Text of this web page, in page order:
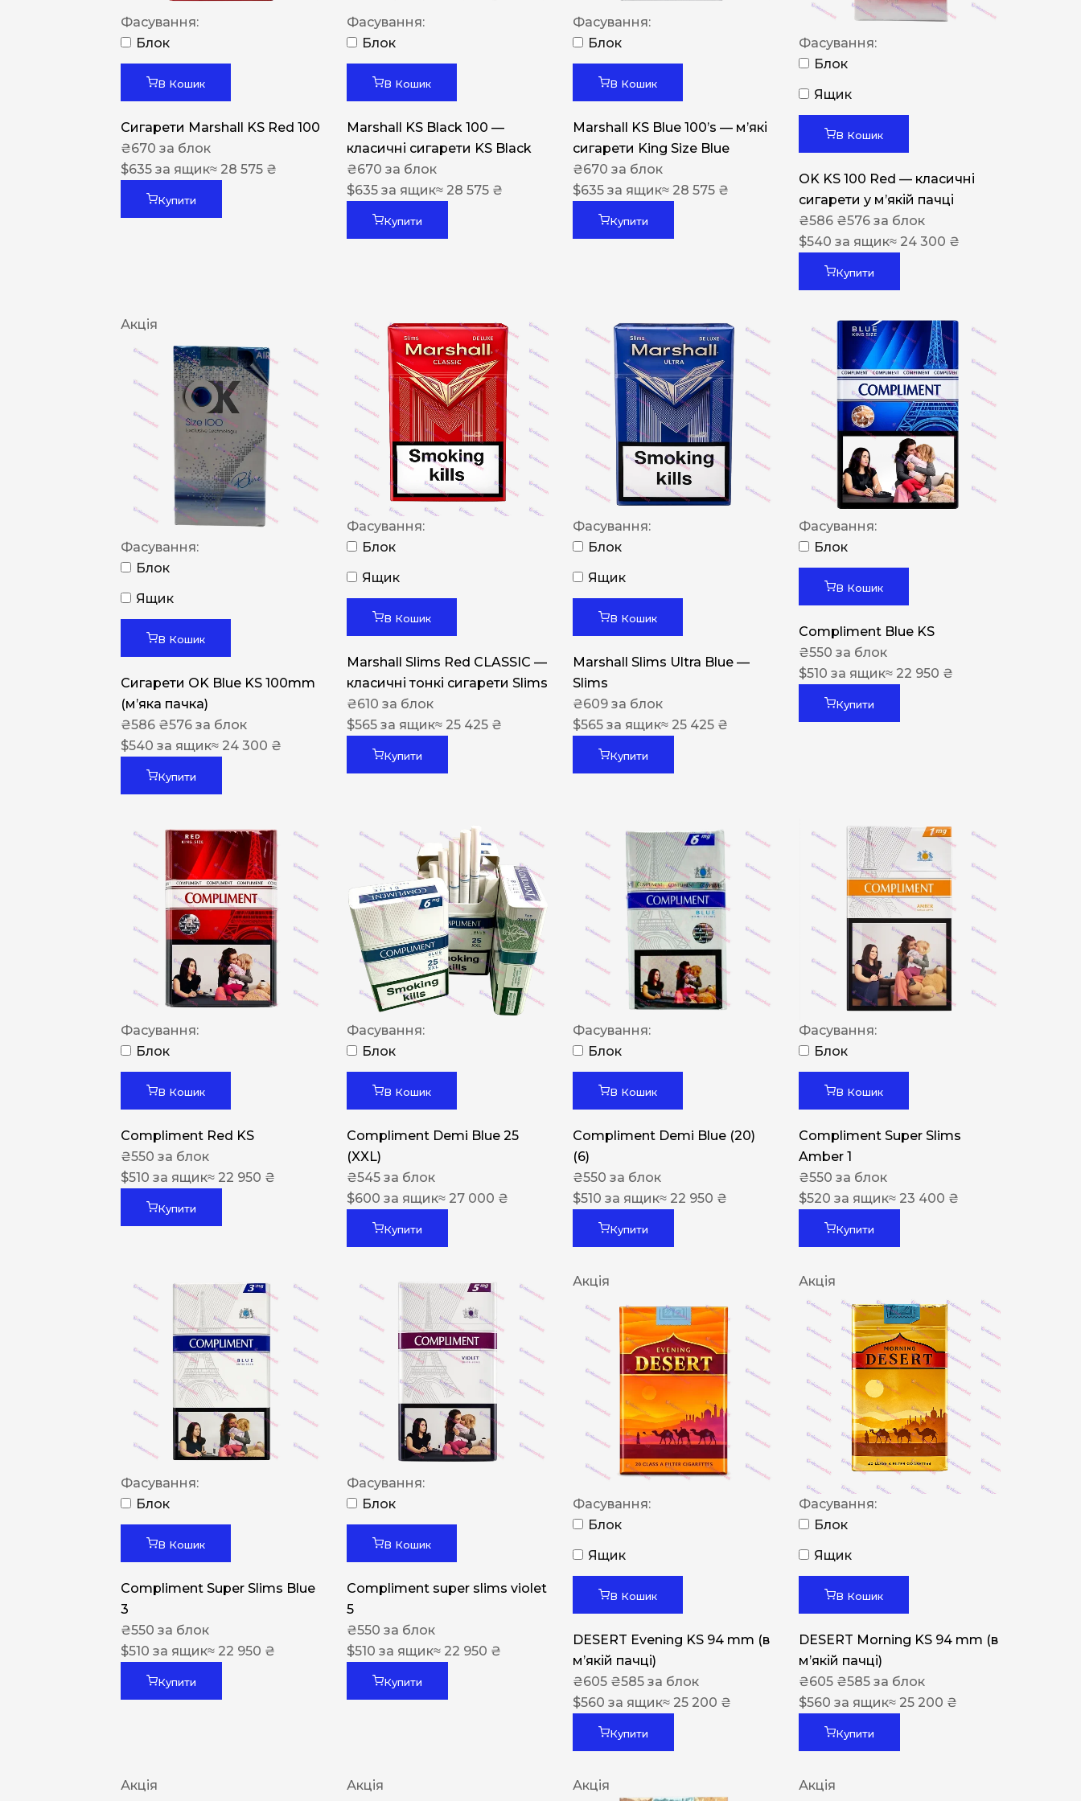
Leana
ASTRU
MONUS
NERO
NERO
Гуцульскі
Italian Blend 821
OSCAR
Сигарети LD
Фасування:
Блок
В Кошик
Сигарети Marshall KS Red 100
₴670 за блок
$635 за ящик≈ 28 575 ₴
Купити
Фасування:
Блок
В Кошик
Marshall KS Black 100 —
класичні сигарети KS Black
₴670 за блок
$635 за ящик≈ 28 575 ₴
Купити
Фасування:
Блок
В Кошик
Marshall KS Blue 100’s — м’які
сигарети King Size Blue
₴670 за блок
$635 за ящик≈ 28 575 ₴
Купити
Фасування:
Блок
Ящик
В Кошик
OK KS 100 Red — класичні
сигарети у м’якій пачці
₴586 ₴576 за блок
$540 за ящик≈ 24 300 ₴
Купити
Акція
Фасування:
Блок
Ящик
В Кошик
Сигарети OK Blue KS 100mm
(м’яка пачка)
₴586 ₴576 за блок
$540 за ящик≈ 24 300 ₴
Купити
Фасування:
Блок
Ящик
В Кошик
Marshall Slims Red CLASSIC —
класичні тонкі сигарети Slims
₴610 за блок
$565 за ящик≈ 25 425 ₴
Купити
Фасування:
Блок
Ящик
В Кошик
Marshall Slims Ultra Blue —
Slims
₴609 за блок
$565 за ящик≈ 25 425 ₴
Купити
Фасування:
Блок
В Кошик
Compliment Blue KS
₴550 за блок
$510 за ящик≈ 22 950 ₴
Купити
Фасування:
Блок
В Кошик
Compliment Red KS
₴550 за блок
$510 за ящик≈ 22 950 ₴
Купити
Фасування:
Блок
В Кошик
Compliment Demi Blue 25
(XXL)
₴545 за блок
$600 за ящик≈ 27 000 ₴
Купити
Фасування:
Блок
В Кошик
Compliment Demi Blue (20)
(6)
₴550 за блок
$510 за ящик≈ 22 950 ₴
Купити
Фасування:
Блок
В Кошик
Compliment Super Slims
Amber 1
₴550 за блок
$520 за ящик≈ 23 400 ₴
Купити
Фасування:
Блок
В Кошик
Compliment Super Slims Blue
3
₴550 за блок
$510 за ящик≈ 22 950 ₴
Купити
Фасування:
Блок
В Кошик
Compliment super slims violet
5
₴550 за блок
$510 за ящик≈ 22 950 ₴
Купити
Акція
Фасування:
Блок
Ящик
В Кошик
DESERT Evening KS 94 mm (в
мʼякій пачці)
₴605 ₴585 за блок
$560 за ящик≈ 25 200 ₴
Купити
Акція
Фасування:
Блок
Ящик
В Кошик
DESERT Morning KS 94 mm (в
мʼякій пачці)
₴605 ₴585 за блок
$560 за ящик≈ 25 200 ₴
Купити
Акція Акція Акція Акція